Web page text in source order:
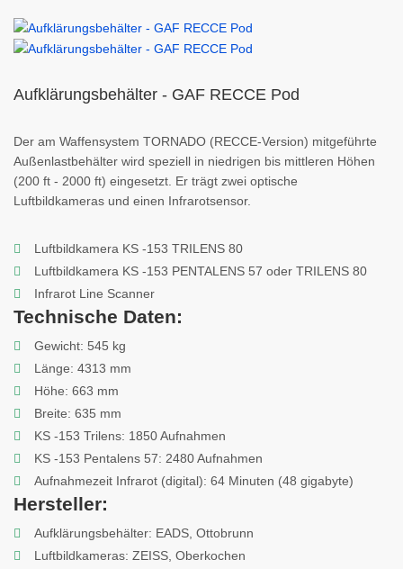
Aufklärungsbehälter - GAF RECCE Pod
Der am Waffensystem TORNADO (RECCE-Version) mitgeführte
Außenlastbehälter wird speziell in niedrigen bis mittleren Höhen
(200 ft - 2000 ft) eingesetzt. Er trägt zwei optische
Luftbildkameras und einen Infrarotsensor.
Luftbildkamera KS -153 TRILENS 80
Luftbildkamera KS -153 PENTALENS 57 oder TRILENS 80
Infrarot Line Scanner
Technische Daten:
Gewicht: 545 kg
Länge: 4313 mm
Höhe: 663 mm
Breite: 635 mm
KS -153 Trilens: 1850 Aufnahmen
KS -153 Pentalens 57: 2480 Aufnahmen
Aufnahmezeit Infrarot (digital): 64 Minuten (48 gigabyte)
Hersteller:
Aufklärungsbehälter: EADS, Ottobrunn
Luftbildkameras: ZEISS, Oberkochen